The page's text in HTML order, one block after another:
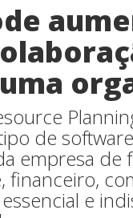
de
empresa de
e